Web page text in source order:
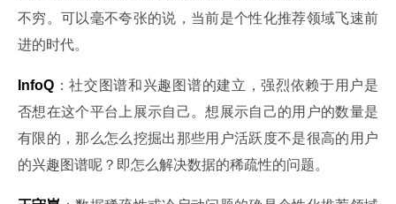
不穷。可以毫不夸张的说，当前是个性化推荐领域飞速前
进的时代。
InfoQ ：社交图谱和兴趣图谱的建立，强烈依赖于用户是
否想在这个平台上展示自己。想展示自己的用户的数量是
有限的，那么怎么挖掘出那些用户活跃度不是很高的用户
的兴趣图谱呢？即怎么解决数据的稀疏性的问题。